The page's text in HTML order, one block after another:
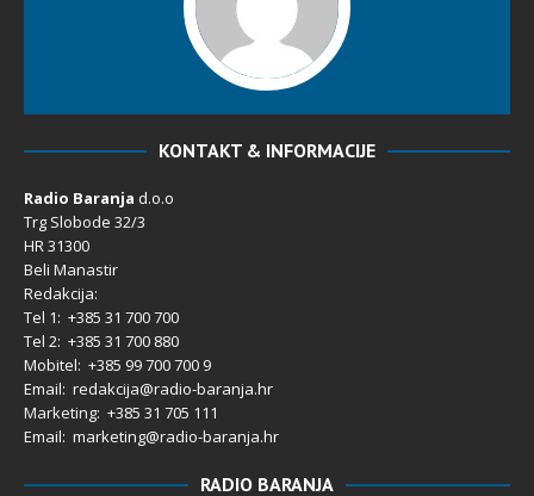
KONTAKT & INFORMACIJE
Radio Baranja d.o.o
Trg Slobode 32/3
HR 31300
Beli Manastir
Redakcija:
Tel 1: +385 31 700 700
Tel 2: +385 31 700 880
Mobitel: +385 99 700 700 9
Email: redakcija@radio-baranja.hr
Marketing: +385 31 705 111
Email: marketing@radio-baranja.hr
RADIO BARANJA